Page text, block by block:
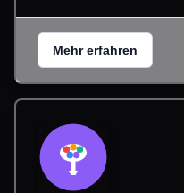
Mehr erfahren